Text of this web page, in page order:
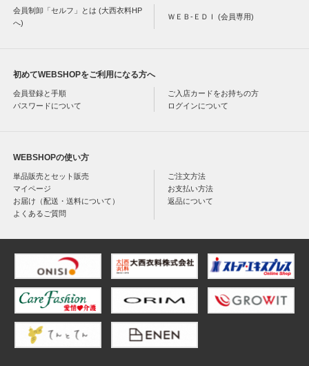
会員制卸「セルフ」とは (大西衣料HP
へ)
ＷＥＢ-ＥＤＩ (会員専用)
初めてWEBSHOPをご利用になる方へ
会員登録と手順
ご入店カードをお持ちの方
パスワードについて
ログインについて
WEBSHOPの使い方
単品販売とセット販売
ご注文方法
マイページ
お支払い方法
お届け（配送・送料について）
返品について
よくあるご質問